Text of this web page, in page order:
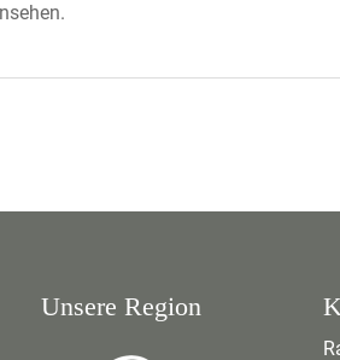
Unsere Region